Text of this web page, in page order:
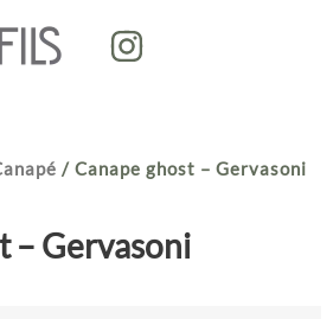
/ Canape ghost – Gervasoni
– Gervasoni